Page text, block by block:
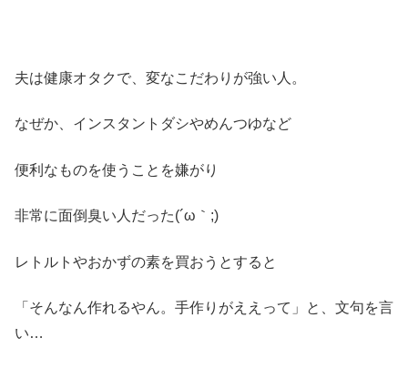
夫は健康オタクで、変なこだわりが強い人。
なぜか、インスタントダシやめんつゆなど
便利なものを使うことを嫌がり
非常に面倒臭い人だった(´ω｀;)
レトルトやおかずの素を買おうとすると
「そんなん作れるやん。手作りがええって」と、文句を言
い…